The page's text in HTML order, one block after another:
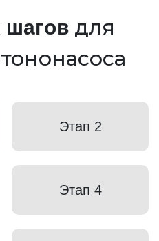
шагов для
Этап 2
Этап 4